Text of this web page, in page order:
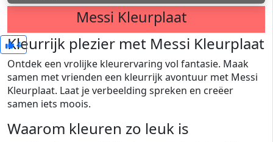
Messi Kleurplaat
4
Kleurrijk plezier met Messi Kleurplaat
Ontdek een vrolijke kleurervaring vol fantasie. Maak
samen met vrienden een kleurrijk avontuur met Messi
Kleurplaat. Laat je verbeelding spreken en creëer
samen iets moois.
Waarom kleuren zo leuk is